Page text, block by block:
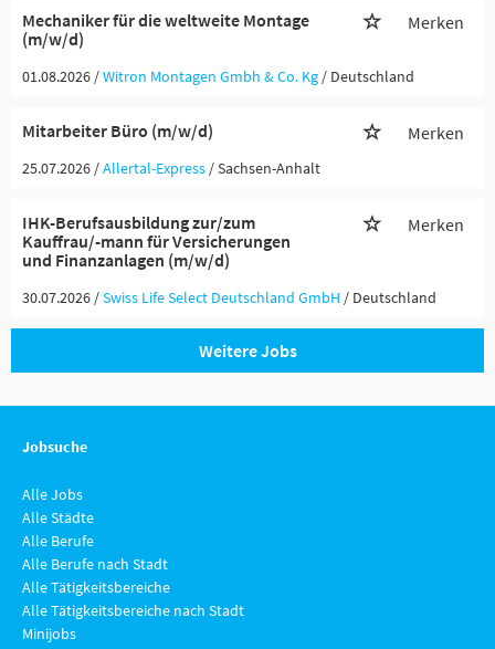
Mechaniker für die weltweite Montage
(m/w/d)
Merken
01.08.2026 /Witron Montagen Gmbh & Co. Kg / Deutschland
Mitarbeiter Büro (m/w/d) Merken
25.07.2026 /Allertal-Express / Sachsen-Anhalt
IHK-Berufsausbildung zur/zum
Kauffrau/-mann für Versicherungen
und Finanzanlagen (m/w/d)
Merken
30.07.2026 /Swiss Life Select Deutschland GmbH / Deutschland
Weitere Jobs
Jobsuche
Alle Jobs
Alle Städte
Alle Berufe
Alle Berufe nach Stadt
Alle Tätigkeitsbereiche
Alle Tätigkeitsbereiche nach Stadt
Minijobs